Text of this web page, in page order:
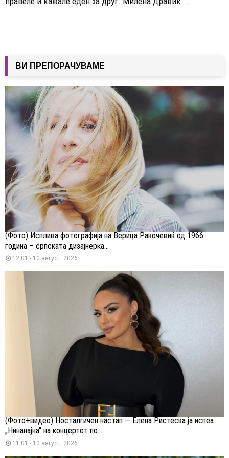
ВИ ПРЕПОРАЧУВАМЕ
(Фото) Исплива фотографија на Верица Ракочевиќ од 1966
година – српската дизајнерка...
12:01 - 10 август, 2026
(Фото+видео) Носталгичен настап — Елена Ристеска ја испеа
„Нинанајна“ на концертот по...
11:01 - 10 август, 2026